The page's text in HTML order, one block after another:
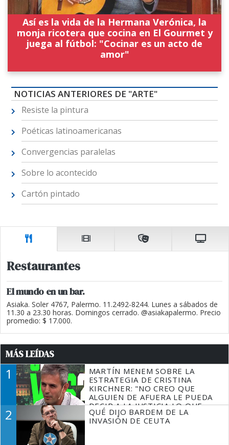
Así es la vida de la Hermana Verónica, la
monja ricotera que cocina en El Gourmet y
juega al fútbol: "Cocinar es un acto de
amor"
NOTICIAS ANTERIORES DE "ARTE"
Resiste la pintura
Poéticas latinoamericanas
Convergencias paralelas
Sobre lo acontecido
Cartón pintado
Restaurantes
El mundo en un bar.
Asiaka. Soler 4767, Palermo. 11.2492-8244. Lunes a sábados de
11.30 a 23.30 horas. Domingos cerrado. @asiakapalermo. Precio
promedio: $ 17.000.
MÁS LEÍDAS
1
MARTÍN MENEM SOBRE LA
ESTRATEGIA DE CRISTINA
KIRCHNER: "NO CREO QUE
ALGUIEN DE AFUERA LE PUEDA
DECIR A LA JUSTICIA LO QUE
TIENE QUE HACER"
2
QUÉ DIJO BARDEM DE LA
INVASIÓN DE CEUTA